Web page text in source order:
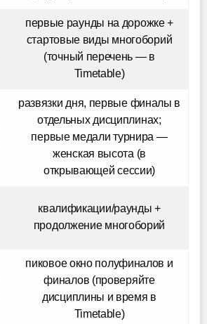
первые раунды на дорожке +
стартовые виды многоборий
(точный перечень — в
Timetable)
развязки дня, первые финалы в
отдельных дисциплинах;
первые медали турнира —
женская высота (в
открывающей сессии)
квалификации/раунды +
продолжение многоборий
пиковое окно полуфиналов и
финалов (проверяйте
дисциплины и время в
Timetable)